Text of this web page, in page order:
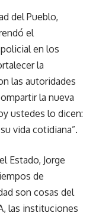
del Pueblo,
el
en los
la
las autoridades
la nueva
ustedes lo dicen:
vida cotidiana”.
Estado, Jorge
de
son cosas del
las instituciones